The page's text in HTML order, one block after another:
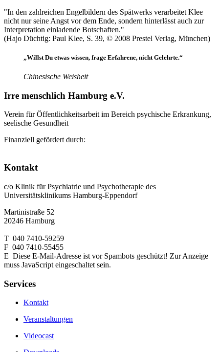
"In den zahlreichen Engelbildern des Spätwerks verarbeitet Klee
nicht nur seine Angst vor dem Ende, sondern hinterlässt auch zur
Interpretation einladende Botschaften."
(Hajo Düchtig: Paul Klee, S. 39, © 2008 Prestel Verlag, München)
„Willst Du etwas wissen, frage Erfahrene, nicht Gelehrte.“
Chinesische Weisheit
Irre menschlich Hamburg e.V.
Verein für Öffentlichkeitsarbeit im Bereich psychische Erkrankung,
seelische Gesundheit
Finanziell gefördert durch:
Kontakt
c/o Klinik für Psychiatrie und Psychotherapie des
Universitätsklinikums Hamburg-Eppendorf
Martinistraße 52
20246 Hamburg
T 040 7410-59259
F 040 7410-55455
E Diese E-Mail-Adresse ist vor Spambots geschützt! Zur Anzeige
muss JavaScript eingeschaltet sein.
Services
Kontakt
Veranstaltungen
Videocast